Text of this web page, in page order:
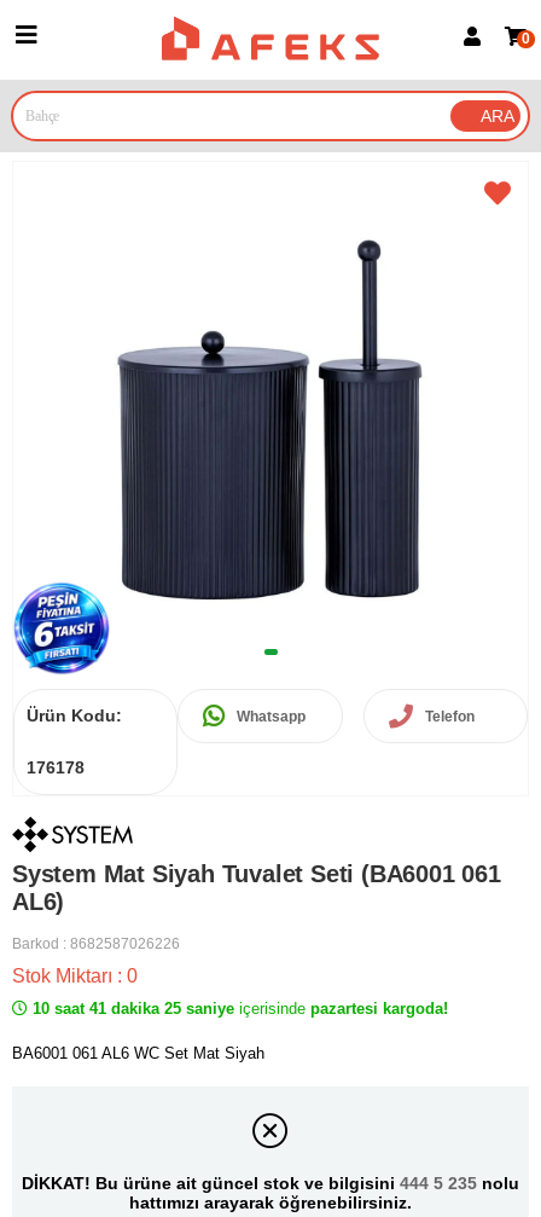
Google İle Bağlan
0
Ürün Kodu:
176178
Whatsapp Telefon
System Mat Siyah Tuvalet Seti (BA6001 061
AL6)
Barkod : 8682587026226
Stok Miktarı : 0
10 saat 41 dakika 25 saniye içerisinde pazartesi kargoda!
BA6001 061 AL6 WC Set Mat Siyah
DİKKAT! Bu ürüne ait güncel stok ve bilgisini 444 5 235 nolu
hattımızı arayarak öğrenebilirsiniz.